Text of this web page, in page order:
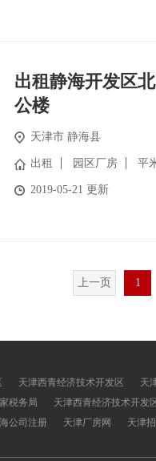
出租静海开发区
公楼
天津市 静海县
出租 园区厂房 平
2019-05-21 更新
上一页 1
天津西青经济技术开发区 天
税务局 天津西青经济技术开发
海公司注册 天津厂房网 天津